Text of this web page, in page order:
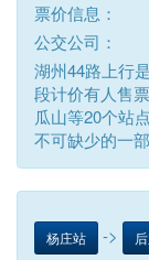
票价信息：
公交公司：
湖州44路上行
段计价有人售
瓜山等20个站
不可缺少的一部
杨庄站 ->